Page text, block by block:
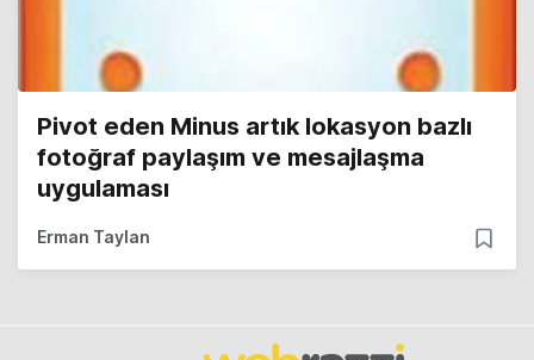
Pivot eden Minus artık lokasyon bazlı
fotoğraf paylaşım ve mesajlaşma
uygulaması
Erman Taylan